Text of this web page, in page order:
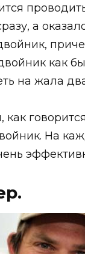
а
как
на жала
На